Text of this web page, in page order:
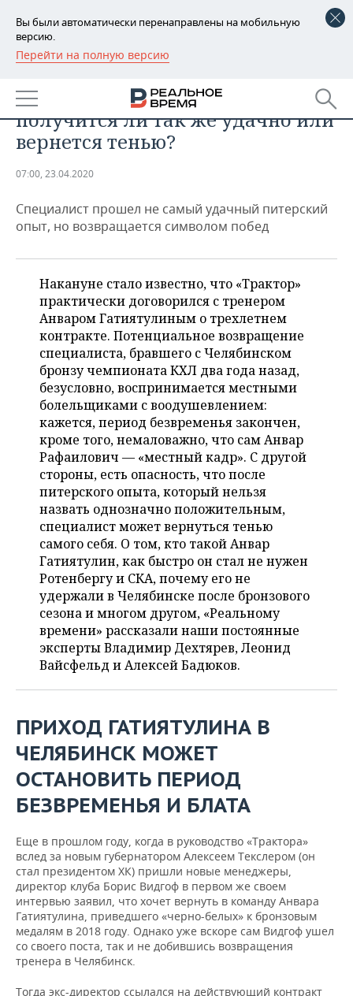
Вы были автоматически перенаправлены на мобильную
версию.
Перейти на полную версию
РЕГИОНЫ
БАШКОРТОСТАН
ТАТАРСТАН
НОВОСТИ
АНАЛИТИКА
ДЕКЛАРАЦИИ О ДОХОДАХ
КОРОЛИ ГОСЗАКАЗА ПФО
КОМУ ПРИНАДЛЕЖАТ
ТОРГОВЫЕ ЦЕНТРЫ
ТАТАРСТАНА
НОВОСТИ ЭКОНОМИКИ
ФИНАНСЫ
БЮДЖЕТ
ИНВЕСТИЦИИ
ПРОМЫШЛЕННОСТЬ
НОВОСТИ
АГРОПРОМ
МАШИНОСТРОЕНИЕ
НЕФТЕХИМИЯ
НЕФТЬ
ОПК
ЭНЕРГЕТИКА
НЕДВИЖИМОСТЬ
НОВОСТИ АВТО
БИЗНЕС
НОВОСТИ БИЗНЕСА
РОЗНИЧНАЯ ТОРГОВЛЯ
ТРАНСПОРТ
УСЛУГИ
ТЕХНОЛОГИИ
НОВОСТИ ТЕХНОЛОГИЙ
МЕДИА
ТЕЛЕКОММУНИКАЦИИ
МЕРОПРИЯТИЯ
НОВОСТИ МЕРОПРИЯТИЙ
ВЫЕЗДНАЯ РЕДАКЦИЯ
БИЗНЕС-БРАНЧИ
ONLINE-КОНФЕРЕНЦИИ
ОТКРЫТАЯ ЛЕКЦИЯ
СПОРТ
НОВОСТИ СПОРТА
ФУТБОЛ
ХОККЕЙ
БАСКЕТБОЛ
ВОЛЕЙБОЛ
КИБЕРСПОРТ
ФИГУРНОЕ КАТАНИЕ
ХОККЕЙ С МЯЧОМ
ОБЩЕСТВО
НОВОСТИ ОБЩЕСТВА
ВЛАСТЬ
ИНФРАСТРУКТУРА
ИСТОРИЯ
КУЛЬТУРА
МЕДИЦИНА
ПРОИСШЕСТВИЯ
ФОТОГАЛЕРЕЯ
СЮЖЕТЫ
СПРАВОЧНИК
СПИСОК ПЕРСОН
СПИСОК КОМПАНИЙ
ПОЛНАЯ ВЕРСИЯ
Гатиятулин в «Тракторе» 2.0:
получится ли так же удачно или
вернется тенью?
07:00, 23.04.2020
Специалист прошел не самый удачный питерский
опыт, но возвращается символом побед
Накануне стало известно, что «Трактор»
практически договорился с тренером
Анваром Гатиятулиным о трехлетнем
контракте. Потенциальное возвращение
специалиста, бравшего с Челябинском
бронзу чемпионата КХЛ два года назад,
безусловно, воспринимается местными
болельщиками с воодушевлением:
кажется, период безвременья закончен,
кроме того, немаловажно, что сам Анвар
Рафаилович — «местный кадр». С другой
стороны, есть опасность, что после
питерского опыта, который нельзя
назвать однозначно положительным,
специалист может вернуться тенью
самого себя. О том, кто такой Анвар
Гатиятулин, как быстро он стал не нужен
Ротенбергу и СКА, почему его не
удержали в Челябинске после бронзового
сезона и многом другом, «Реальному
времени» рассказали наши постоянные
эксперты Владимир Дехтярев, Леонид
Вайсфельд и Алексей Бадюков.
ПРИХОД ГАТИЯТУЛИНА В
ЧЕЛЯБИНСК МОЖЕТ
ОСТАНОВИТЬ ПЕРИОД
БЕЗВРЕМЕНЬЯ И БЛАТА
Еще в прошлом году, когда в руководство «Трактора»
вслед за новым губернатором Алексеем Текслером (он
стал президентом ХК) пришли новые менеджеры,
директор клуба Борис Видгоф в первом же своем
интервью заявил, что хочет вернуть в команду Анвара
Гатиятулина, приведшего «черно-белых» к бронзовым
медалям в 2018 году. Однако уже вскоре сам Видгоф ушел
со своего поста, так и не добившись возвращения
тренера в Челябинск.
Тогда экс-директор ссылался на действующий контракт